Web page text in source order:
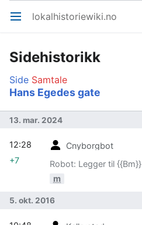
Åpne hovedmenyen lokalhistoriewiki.no
Sidehistorikk
Side Samtale
Hans Egedes gate
13. mar. 2024
Cnyborgbot
Robot: Legger til {{Bm}}
m
12:28
+7
5. okt. 2016